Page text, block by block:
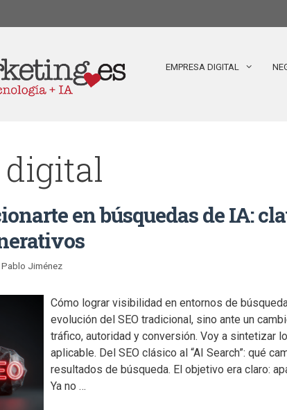
EMPRESA DIGITAL
en búsquedas de IA:
Pablo Jiménez
Cómo lograr visibilidad en entornos de
evolución del SEO tradicional, sino ante un
tráfico, autoridad y conversión. Voy a sintetizar
aplicable. Del SEO clásico al “AI Search”: qué
resultados de búsqueda. El objetivo era claro:
Ya no …